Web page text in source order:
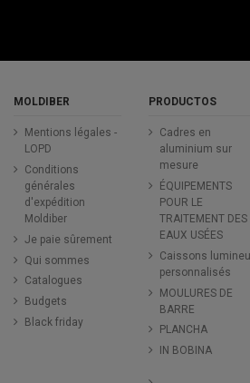
MOLDIBER
Mentions légales -
LOPD
Conditions
générales
d'expédition
Moldiber
Je paie sûrement
Qui sommes
Catalogues
Budgets
Black friday
PRODUCTOS
Cadres en
aluminium sur
mesure
ÉQUIPEMENTS
POUR LE
TRAITEMENT DES
EAUX USÉES
Caissons
personnalisés
MOULURES DE
BARRE
PLANCHA
IN BOBINA